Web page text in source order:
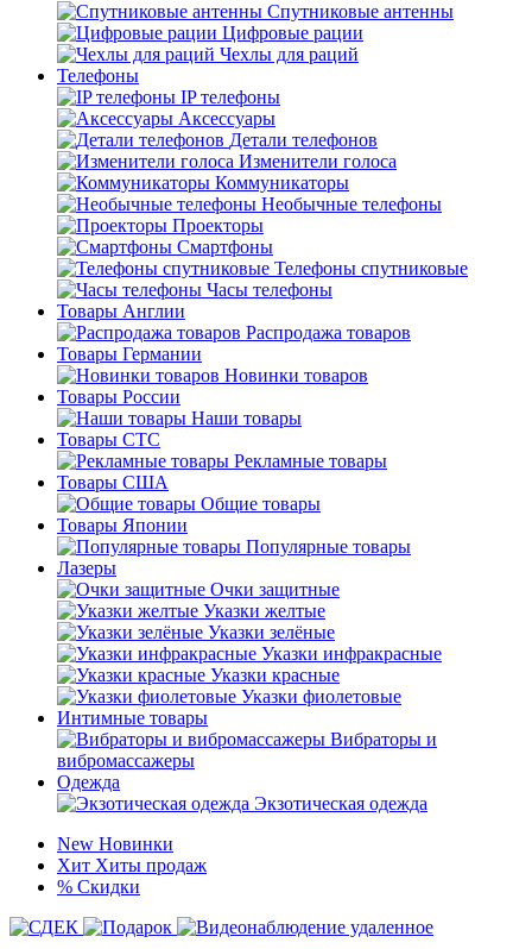
Спутниковые антенны
Цифровые рации
Чехлы для раций
Телефоны
IP телефоны
Аксессуары
Детали телефонов
Изменители голоса
Коммуникаторы
Необычные телефоны
Проекторы
Смартфоны
Телефоны спутниковые
Часы телефоны
Товары Англии
Распродажа товаров
Товары Германии
Новинки товаров
Товары России
Наши товары
Товары СТС
Рекламные товары
Товары США
Общие товары
Товары Японии
Популярные товары
Лазеры
Очки защитные
Указки желтые
Указки зелёные
Указки инфракрасные
Указки красные
Указки фиолетовые
Интимные товары
Вибраторы и
вибромассажеры
Одежда
Экзотическая одежда
New Новинки
Хит Хиты продаж
% Скидки